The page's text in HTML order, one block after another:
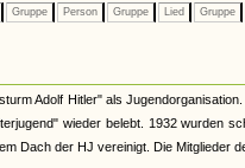
Gruppe Person Gruppe Lied Gruppe
Adolf Hitler" als
wieder belebt. 1932 wurden
Dach der HJ vereinigt. Die Mitglieder